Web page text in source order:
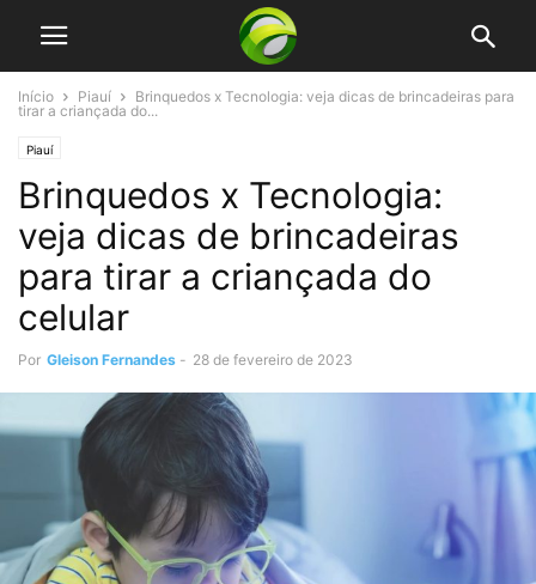
Início Piauí
Brinquedos x Tecnologia: veja dicas de brincadeiras para
tirar a criançada do...
Piauí
Brinquedos x Tecnologia:
veja dicas de brincadeiras
para tirar a criançada do
celular
Por Gleison Fernandes - 28 de fevereiro de 2023